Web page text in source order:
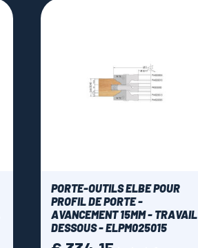
PORTE-OUTILS ELBE POUR
PROFIL DE PORTE -
AVANCEMENT 15MM - TRAVAIL
DESSOUS - ELPM025015
Prijs